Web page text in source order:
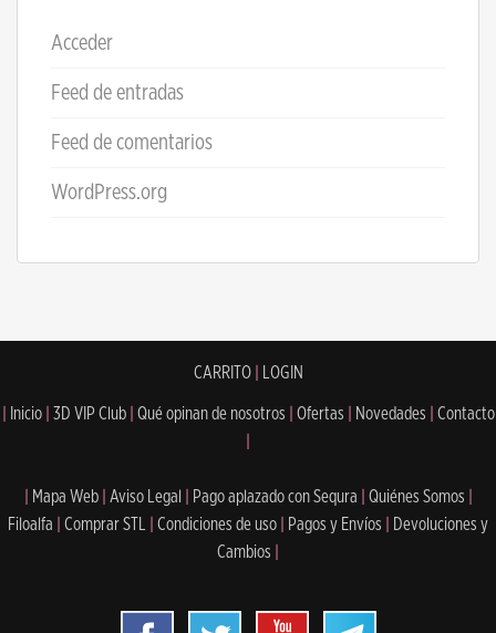
Acceder
Feed de entradas
Feed de comentarios
WordPress.org
CARRITO| LOGIN
Inicio 3D VIP Club Qué opinan de nosotros Ofertas Novedades
Contacto
Mapa Web Aviso Legal Pago aplazado con Sequra Quiénes Somos
Filoalfa
Comprar STL Condiciones de uso Pagos y Envíos
Devoluciones y
Cambios